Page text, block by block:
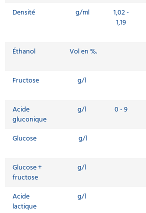
Densité
g/ml
1,02 -
1,19
Éthanol
Vol en %.
Fructose
g/l
Acide
gluconique
g/l 0 - 9
Glucose g/l
Glucose +
fructose
g/l
Acide
lactique
g/l